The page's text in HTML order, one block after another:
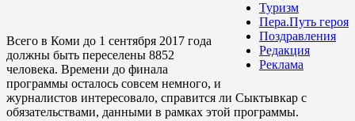
Туризм
Пера.Путь героя
Поздравления
Редакция
Реклама
Всего в Коми до 1 сентября 2017 года
должны быть переселены 8852
человека. Времени до финала
программы осталось совсем немного, и
журналистов интересовало, справится ли Сыктывкар с
обязательствами, данными в рамках этой программы.